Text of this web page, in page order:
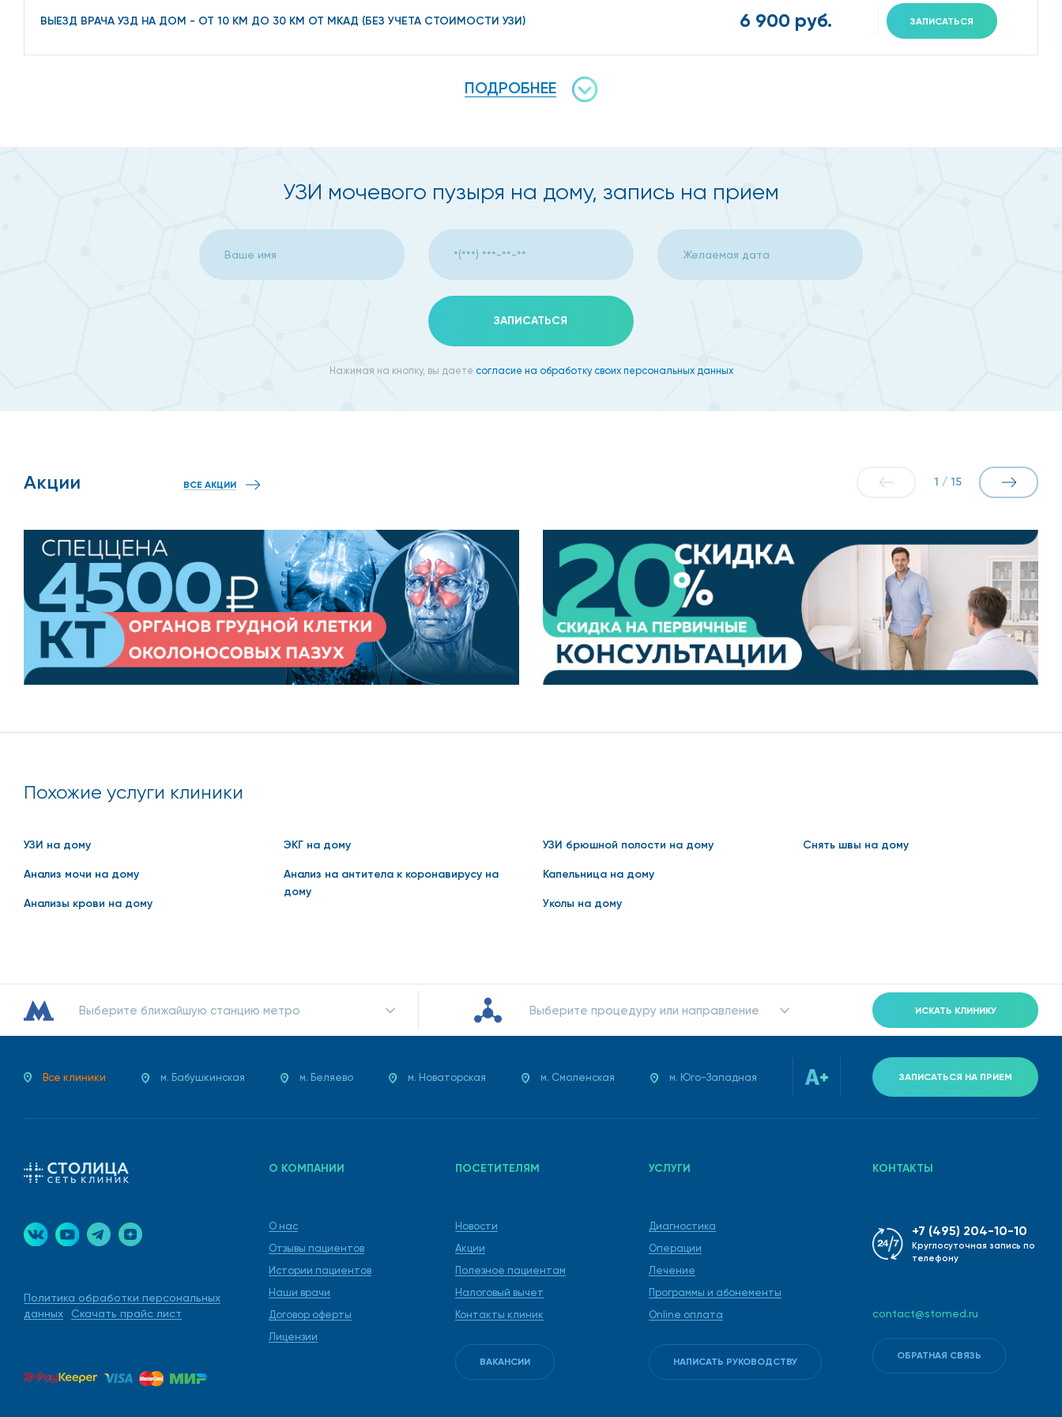
Как проходит прием на дому
появление выделений в моче, изменение ее оттенка
Это позволяет выявить закупорку уретры или канала мочеточника, наличие песка или камней, локализовать воспаления, доброкачественные и злокачественные
опухоли. Таким образом, правильно проведенная процедура позволяет поставить точный диагноз и, при необходимости, назначить дополнительное
визуализируются органы. Результаты сохраняются для расшифровки урологом.
Какие органы можно обследовать на дому
УЗИ с вызовом на дом позволяет исследовать любые органы тела без ограничений. Портативный сканер сохраняет все возможности, точность стационарного. В
результате, при хорошей подготовке уролог может провести исследование мочевого пузыря и связанных с ним систем - мочеточников, уретры, смежных органов
для выявления патологий.
рекомендации онлайн или по телефону в разделе контактов.
ВЫЕЗД ВРАЧА УЗД НА ДОМ - ОТ 10 КМ ДО 30 КМ ОТ МКАД (БЕЗ УЧЕТА СТОИМОСТИ УЗИ) 6 900 руб. ЗАПИСАТЬСЯ
ПОДРОБНЕЕ
УЗИ мочевого пузыря на дому, запись на прием
ЗАПИСАТЬСЯ
Нажимая на кнопку, вы даете согласие на обработку своих персональных данных
Акции ВСЕ АКЦИИ 1 / 15
Похожие услуги клиники
УЗИ на дому
Анализ мочи на дому
Анализы крови на дому
ЭКГ на дому
Анализ на антитела к коронавирусу на
дому
УЗИ брюшной полости на дому
Капельница на дому
Уколы на дому
Снять швы на дому
Выберите ближайшую станцию метро Выберите процедуру или направление ИСКАТЬ КЛИНИКУ
Все клиники м. Бабушкинская м. Беляево м. Новаторская м. Смоленская м. Юго-Западная ЗАПИСАТЬСЯ НА ПРИЕМ
Политика обработки персональных
данных
Скачать прайс лист
О КОМПАНИИ
О нас
Отзывы пациентов
Истории пациентов
Наши врачи
Договор оферты
Лицензии
ПОСЕТИТЕЛЯМ
Новости
Акции
Полезное пациентам
Налоговый вычет
Контакты клиник
ВАКАНСИИ
УСЛУГИ
Диагностика
Операции
Лечение
Программы и абонементы
Online оплата
НАПИСАТЬ РУКОВОДСТВУ
КОНТАКТЫ
+7 (495) 204-10-10
Круглосуточная запись по
телефону
contact@stomed.ru
ОБРАТНАЯ СВЯЗЬ